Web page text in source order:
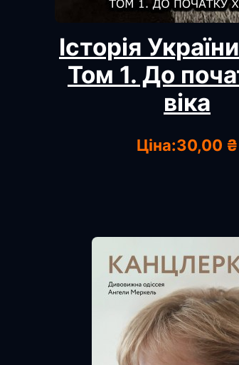
Історія
Том 1. До
віка
Ціна:30,00 ₴